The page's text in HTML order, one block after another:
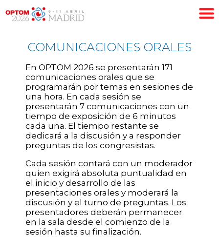
COMUNICACIONES ORALES
En OPTOM 2026 se presentarán 171
comunicaciones orales que se
programarán por temas en sesiones de
una hora. En cada sesión se
presentarán 7 comunicaciones con un
tiempo de exposición de 6 minutos
cada una. El tiempo restante se
dedicará a la discusión y a responder
preguntas de los congresistas.
Cada sesión contará con un moderador
quien exigirá absoluta puntualidad en
el inicio y desarrollo de las
presentaciones orales y moderará la
discusión y el turno de preguntas. Los
presentadores deberán permanecer
en la sala desde el comienzo de la
sesión hasta su finalización.